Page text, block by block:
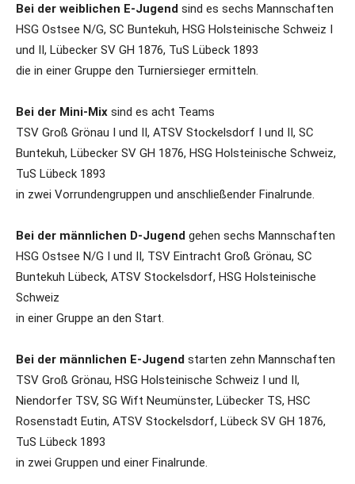
Bei der weiblichen E-Jugend sind es sechs Mannschaften
HSG Ostsee N/G, SC Buntekuh, HSG Holsteinische Schweiz I
und II, Lübecker SV GH 1876, TuS Lübeck 1893
die in einer Gruppe den Turniersieger ermitteln.
Bei der Mini-Mix sind es acht Teams
TSV Groß Grönau I und II, ATSV Stockelsdorf I und II, SC
Buntekuh, Lübecker SV GH 1876, HSG Holsteinische Schweiz,
TuS Lübeck 1893
in zwei Vorrundengruppen und anschließender Finalrunde.
Bei der männlichen D-Jugend gehen sechs Mannschaften
HSG Ostsee N/G I und II, TSV Eintracht Groß Grönau, SC
Buntekuh Lübeck, ATSV Stockelsdorf, HSG Holsteinische
Schweiz
in einer Gruppe an den Start.
Bei der männlichen E-Jugend starten zehn Mannschaften
TSV Groß Grönau, HSG Holsteinische Schweiz I und II,
Niendorfer TSV, SG Wift Neumünster, Lübecker TS, HSC
Rosenstadt Eutin, ATSV Stockelsdorf, Lübeck SV GH 1876,
TuS Lübeck 1893
in zwei Gruppen und einer Finalrunde.